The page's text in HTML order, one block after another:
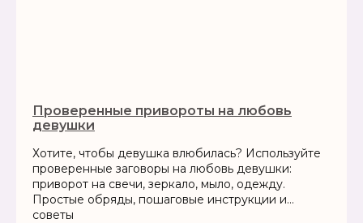
Проверенные привороты на любовь
девушки
Хотите, чтобы девушка влюбилась? Используйте
проверенные заговоры на любовь девушки:
приворот на свечи, зеркало, мыло, одежду.
Простые обряды, пошаговые инструкции и
советы